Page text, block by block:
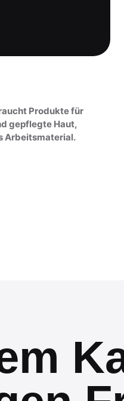
Produkte für
gepflegte Haut,
Arbeitsmaterial.